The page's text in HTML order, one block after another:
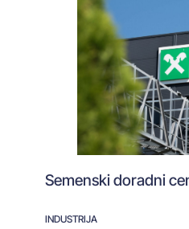
Semenski doradni
INDUSTRIJA